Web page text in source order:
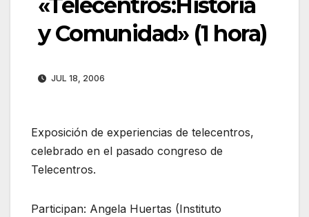
«Telecentros:Historia
y Comunidad» (1 hora)
JUL 18, 2006
Exposición de experiencias de telecentros,
celebrado en el pasado congreso de
Telecentros.
Participan: Angela Huertas (Instituto